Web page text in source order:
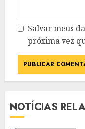
Salvar meus
próxima vez
NOTÍCIAS